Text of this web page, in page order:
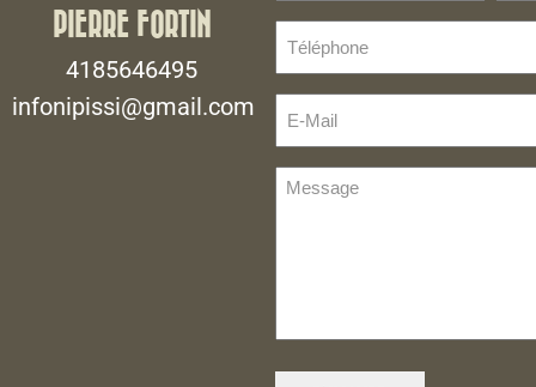
PIERRE FORTIN
4185646495
infonipissi@gmail.com
(Nécessaire)
Mail
Message